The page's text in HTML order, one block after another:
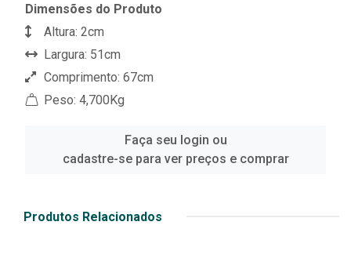
Dimensões do Produto
Altura: 2cm
Largura: 51cm
Comprimento: 67cm
Peso: 4,700Kg
Faça seu login ou
cadastre-se para ver preços e comprar
Produtos Relacionados